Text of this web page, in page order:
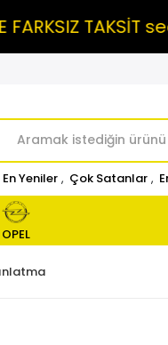
TAKSİT
En Yeniler , Çok Satanlar ,
OPEL